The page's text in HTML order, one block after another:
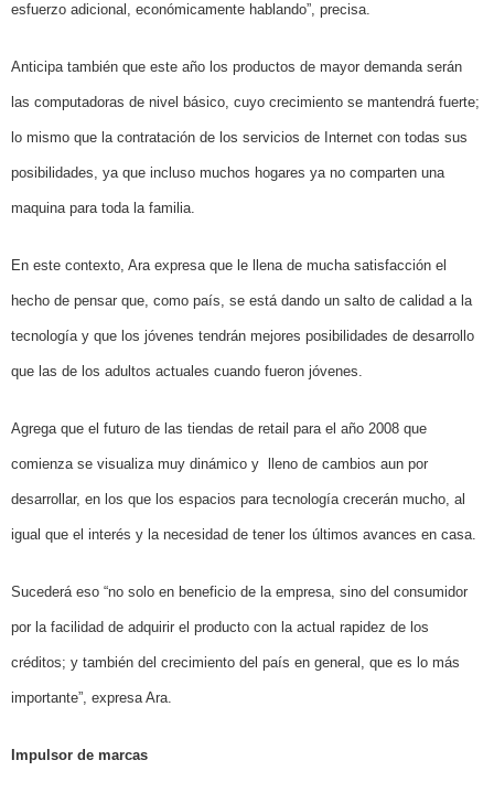
esfuerzo adicional, económicamente hablando”, precisa.
Anticipa también que este año los productos de mayor demanda serán
las computadoras de nivel básico, cuyo crecimiento se mantendrá fuerte;
lo mismo que la contratación de los servicios de Internet con todas sus
posibilidades, ya que incluso muchos hogares ya no comparten una
maquina para toda la familia.
En este contexto, Ara expresa que le llena de mucha satisfacción el
hecho de pensar que, como país, se está dando un salto de calidad a la
tecnología y que los jóvenes tendrán mejores posibilidades de desarrollo
que las de los adultos actuales cuando fueron jóvenes.
Agrega que el futuro de las tiendas de retail para el año 2008 que
comienza se visualiza muy dinámico y lleno de cambios aun por
desarrollar, en los que los espacios para tecnología crecerán mucho, al
igual que el interés y la necesidad de tener los últimos avances en casa.
Sucederá eso “no solo en beneficio de la empresa, sino del consumidor
por la facilidad de adquirir el producto con la actual rapidez de los
créditos; y también del crecimiento del país en general, que es lo más
importante”, expresa Ara.
Impulsor de marcas